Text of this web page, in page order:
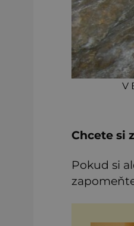
V
Chcete si
Pokud si